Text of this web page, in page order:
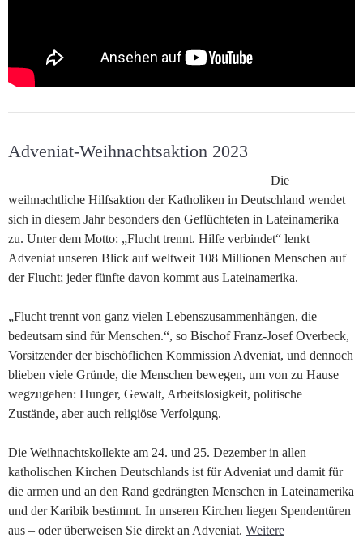
Adveniat-Weihnachtsaktion 2023
Die
weihnachtliche Hilfsaktion der Katholiken in Deutschland wendet
sich in diesem Jahr besonders den Geflüchteten in Lateinamerika
zu. Unter dem Motto: „Flucht trennt. Hilfe verbindet“ lenkt
Adveniat unseren Blick auf weltweit 108 Millionen Menschen auf
der Flucht; jeder fünfte davon kommt aus Lateinamerika.
„Flucht trennt von ganz vielen Lebenszusammenhängen, die
bedeutsam sind für Menschen.“, so Bischof Franz-Josef Overbeck,
Vorsitzender der bischöflichen Kommission Adveniat, und dennoch
blieben viele Gründe, die Menschen bewegen, um von zu Hause
wegzugehen: Hunger, Gewalt, Arbeitslosigkeit, politische
Zustände, aber auch religiöse Verfolgung.
Die Weihnachtskollekte am 24. und 25. Dezember in allen
katholischen Kirchen Deutschlands ist für Adveniat und damit für
die armen und an den Rand gedrängten Menschen in Lateinamerika
und der Karibik bestimmt. In unseren Kirchen liegen Spendentüren
aus – oder überweisen Sie direkt an Adveniat. Weitere